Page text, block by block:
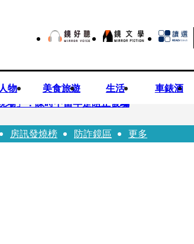
人物 美食旅遊 生活 車錶酒
」：陳時中當年是阻止被騙
政府買夠疫苗民間就不用採購
房訊發燒榜 防詐鏡區 更多